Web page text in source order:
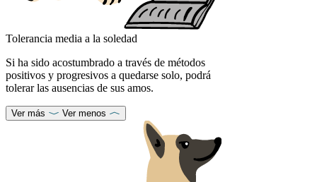
Tolerancia media a la soledad
Si ha sido acostumbrado a través de métodos
positivos y progresivos a quedarse solo, podrá
tolerar las ausencias de sus amos.
Ver más Ver menos